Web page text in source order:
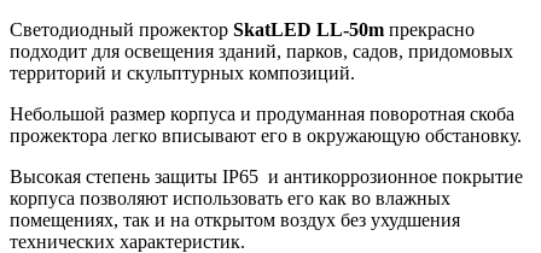
Светодиодный прожектор SkatLED LL-50m прекрасно
подходит для освещения зданий, парков, садов, придомовых
территорий и скульптурных композиций.
Небольшой размер корпуса и продуманная поворотная скоба
прожектора легко вписывают его в окружающую обстановку.
Высокая степень защиты IP65 и антикоррозионное покрытие
корпуса позволяют использовать его как во влажных
помещениях, так и на открытом воздух без ухудшения
технических характеристик.